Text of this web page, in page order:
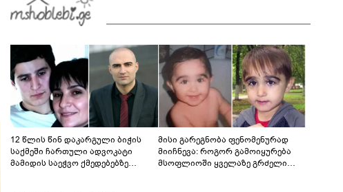
12 წლის წინ დაკარგული ბიჭის
საქმეში ჩართული ადვოკატი
მამიდის საეჭვო ქმედებებზე
მისი გარეგნობა ფენომენურად
მიიჩნევა: როგორ გამოიყურება
მსოფლიოში ყველაზე გრძელი